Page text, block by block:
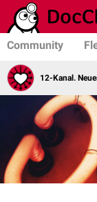
Community
12-Kanal.